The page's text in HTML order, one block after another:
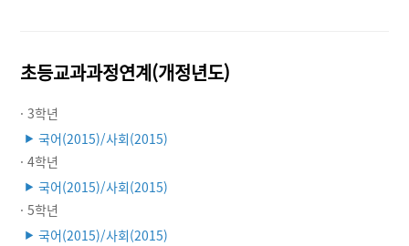
초등교과과정연계(개정년도)
· 3학년
▶ 국어(2015)/사회(2015)
· 4학년
▶ 국어(2015)/사회(2015)
· 5학년
▶ 국어(2015)/사회(2015)